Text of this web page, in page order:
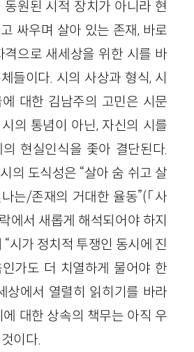
원된 시적 장치가 아니라 현
싸우며 살아 있는 존재, 바로
격으로 새세상을 위한 시를 바
들이다. 시의 사상과 형식, 시
대한 김남주의 고민은 시문
의 통념이 아닌, 자신의 시를
현실인식을 좇아 결단된다.
의 도식성은 “살아 숨 쉬고 살
는/존재의 거대한 율동”(「사
에서 새롭게 해석되어야 하지
시가 정치적 투쟁인 동시에 진
가도 더 치열하게 물어야 한
상에서 열렬히 읽히기를 바라
대한 상속의 책무는 아직 우
이다.